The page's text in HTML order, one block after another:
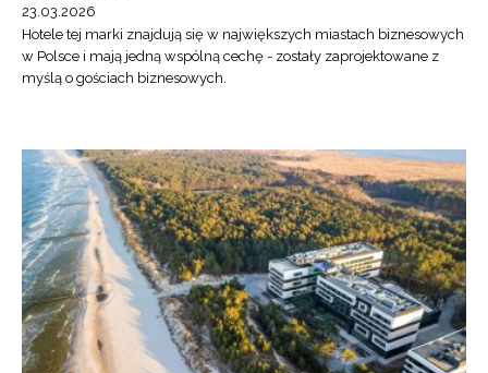
23.03.2026
Hotele tej marki znajdują się w największych miastach biznesowych
w Polsce i mają jedną wspólną cechę - zostały zaprojektowane z
myślą o gościach biznesowych.